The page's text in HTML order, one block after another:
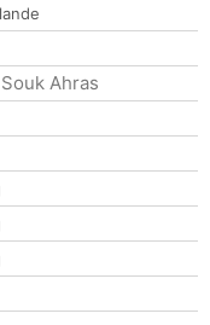
Souk Ahras